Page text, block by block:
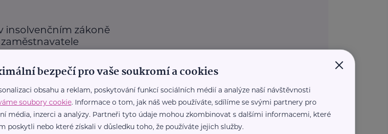
insolvenčním zákoně
×
bezpečí pro vaše soukromí a cookies
obsahu a reklam, poskytování funkcí sociálních médií a analýze naší návštěvnosti
soubory cookie. Informace o tom, jak náš web používáte, sdílíme se svými partnery pro
média, inzerci a analýzy. Partneři tyto údaje mohou zkombinovat s dalšími informacemi, které
poskytli nebo které získali v důsledku toho, že používáte jejich služby.